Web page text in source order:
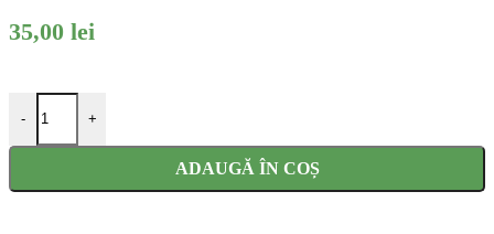
35,00 lei
-
Cantitate Masca pentru copii Pisicuta alba cu roz
+
ADAUGĂ ÎN COȘ